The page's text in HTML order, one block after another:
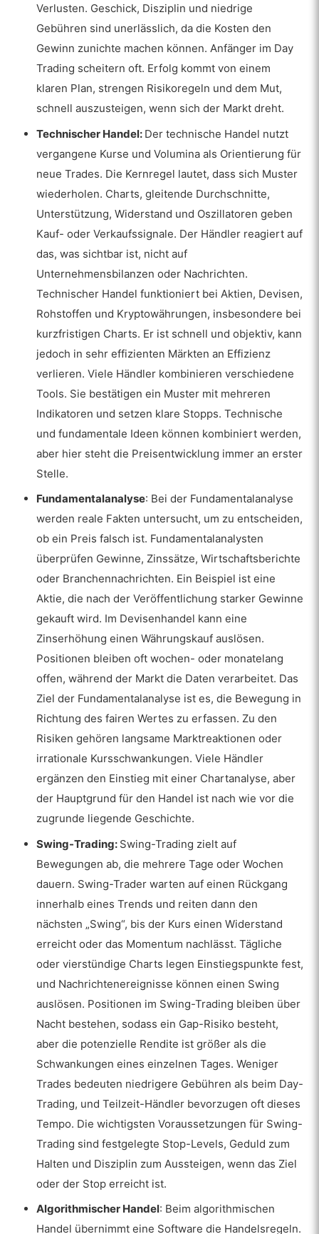
Verlusten. Geschick, Disziplin und niedrige
Gebühren sind unerlässlich, da die Kosten den
Gewinn zunichte machen können. Anfänger im Day
Trading scheitern oft. Erfolg kommt von einem
klaren Plan, strengen Risikoregeln und dem Mut,
schnell auszusteigen, wenn sich der Markt dreht.
Technischer Handel: Der technische Handel nutzt
vergangene Kurse und Volumina als Orientierung für
neue Trades. Die Kernregel lautet, dass sich Muster
wiederholen. Charts, gleitende Durchschnitte,
Unterstützung, Widerstand und Oszillatoren geben
Kauf- oder Verkaufssignale. Der Händler reagiert auf
das, was sichtbar ist, nicht auf
Unternehmensbilanzen oder Nachrichten.
Technischer Handel funktioniert bei Aktien, Devisen,
Rohstoffen und Kryptowährungen, insbesondere bei
kurzfristigen Charts. Er ist schnell und objektiv, kann
jedoch in sehr effizienten Märkten an Effizienz
verlieren. Viele Händler kombinieren verschiedene
Tools. Sie bestätigen ein Muster mit mehreren
Indikatoren und setzen klare Stopps. Technische
und fundamentale Ideen können kombiniert werden,
aber hier steht die Preisentwicklung immer an erster
Stelle.
Fundamentalanalyse: Bei der Fundamentalanalyse
werden reale Fakten untersucht, um zu entscheiden,
ob ein Preis falsch ist. Fundamentalanalysten
überprüfen Gewinne, Zinssätze, Wirtschaftsberichte
oder Branchennachrichten. Ein Beispiel ist eine
Aktie, die nach der Veröffentlichung starker Gewinne
gekauft wird. Im Devisenhandel kann eine
Zinserhöhung einen Währungskauf auslösen.
Positionen bleiben oft wochen- oder monatelang
offen, während der Markt die Daten verarbeitet. Das
Ziel der Fundamentalanalyse ist es, die Bewegung in
Richtung des fairen Wertes zu erfassen. Zu den
Risiken gehören langsame Marktreaktionen oder
irrationale Kursschwankungen. Viele Händler
ergänzen den Einstieg mit einer Chartanalyse, aber
der Hauptgrund für den Handel ist nach wie vor die
zugrunde liegende Geschichte.
Swing-Trading: Swing-Trading zielt auf
Bewegungen ab, die mehrere Tage oder Wochen
dauern. Swing-Trader warten auf einen Rückgang
innerhalb eines Trends und reiten dann den
nächsten „Swing“, bis der Kurs einen Widerstand
erreicht oder das Momentum nachlässt. Tägliche
oder vierstündige Charts legen Einstiegspunkte fest,
und Nachrichtenereignisse können einen Swing
auslösen. Positionen im Swing-Trading bleiben über
Nacht bestehen, sodass ein Gap-Risiko besteht,
aber die potenzielle Rendite ist größer als die
Schwankungen eines einzelnen Tages. Weniger
Trades bedeuten niedrigere Gebühren als beim Day-
Trading, und Teilzeit-Händler bevorzugen oft dieses
Tempo. Die wichtigsten Voraussetzungen für Swing-
Trading sind festgelegte Stop-Levels, Geduld zum
Halten und Disziplin zum Aussteigen, wenn das Ziel
oder der Stop erreicht ist.
Algorithmischer Handel: Beim algorithmischen
Handel übernimmt eine Software die Handelsregeln.